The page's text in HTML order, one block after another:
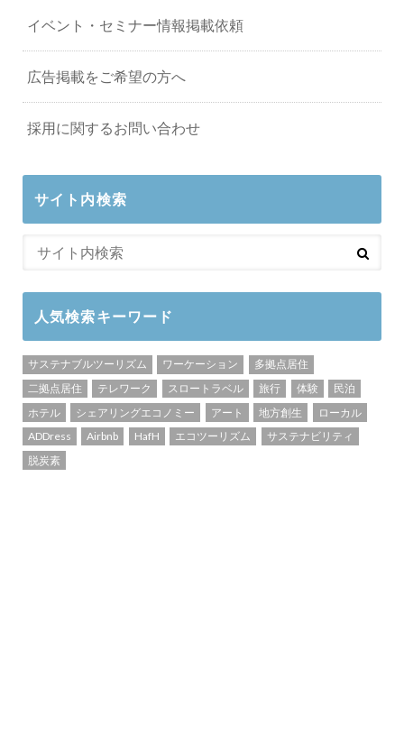
イベント・セミナー情報掲載依頼
広告掲載をご希望の方へ
採用に関するお問い合わせ
サイト内検索
人気検索キーワード
サステナブルツーリズム ワーケーション
多拠点居住
二拠点居住
テレワーク スロートラベル 旅行 体験
民泊
ホテル
シェアリングエコノミー アート 地方創生
ローカル
ADDress
Airbnb HafH エコツーリズム
サステナビリティ
脱炭素